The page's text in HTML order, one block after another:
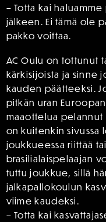
– Totta kai
jälkeen. Ei tämä ole
pakko voittaa.
AC Oulu on tottunut
kärkisijoista ja sinne
kauden päätteeksi.
pitkän uran
maaottelua pelannut
on kuitenkin sivussa
joukkueessa riittää
brasilialaispelaajan
tuttu joukkue, sillä
jalkapallokoulun
viime kaudeksi.
– Totta kai